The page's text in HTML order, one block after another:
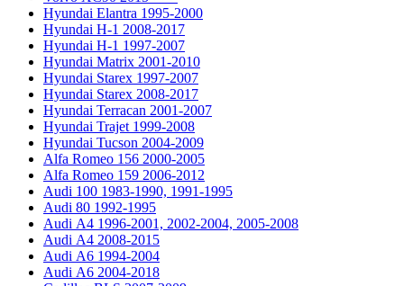
Hyundai Elantra 1995-2000
Hyundai H-1 2008-2017
Hyundai H-1 1997-2007
Hyundai Matrix 2001-2010
Hyundai Starex 1997-2007
Hyundai Starex 2008-2017
Hyundai Terracan 2001-2007
Hyundai Trajet 1999-2008
Hyundai Tucson 2004-2009
Alfa Romeo 156 2000-2005
Alfa Romeo 159 2006-2012
Audi 100 1983-1990, 1991-1995
Audi 80 1992-1995
Audi A4 1996-2001, 2002-2004, 2005-2008
Audi A4 2008-2015
Audi A6 1994-2004
Audi A6 2004-2018